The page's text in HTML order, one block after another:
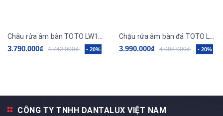
Châu rửa âm bàn TOTO LW1506V/TL516GV
3.790.000₫ 4.742.000₫ - 20%
Chậu rửa âm bàn đá TOTO LW1535V/TL516GV
3.990.000₫ 4.998.000₫ - 20%
CÔNG TY TNHH DANTALUX VIỆT NAM